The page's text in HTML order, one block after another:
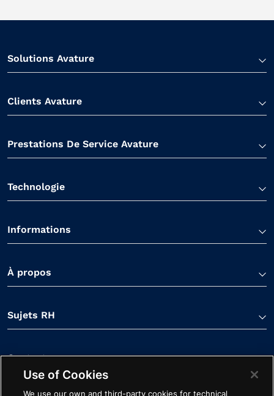
Solutions Avature
Clients Avature
Prestations De Service Avature
Technologie
Informations
À propos
Sujets RH
Contactez-nous
Use of Cookies
We use our own and third-party cookies for technical